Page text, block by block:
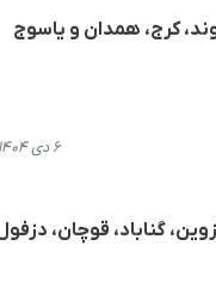
کرج، همدان و یاسوج
۶ دی ۱۴۰۴، ۲۰:۵۶
قزوین، گناباد، قوچان،